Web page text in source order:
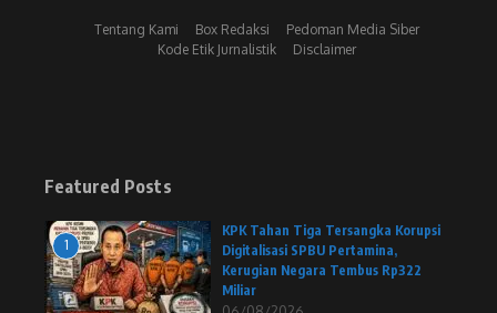
Tentang Kami Box Redaksi
Pedoman Media Siber
Kode Etik Jurnalistik
Disclaimer
Featured Posts
1
KPK Tahan Tiga Tersangka Korupsi
Digitalisasi SPBU Pertamina,
Kerugian Negara Tembus Rp322
Miliar